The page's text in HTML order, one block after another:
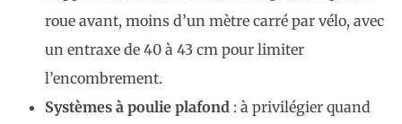
roue avant, moins d’un mètre carré par vélo, avec
un entraxe de 40 à 43 cm pour limiter
l’encombrement.
Systèmes à poulie plafond : à privilégier quand